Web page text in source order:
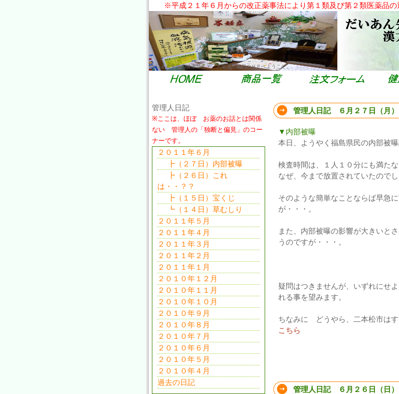
※平成２１年６月からの改正薬事法により第１類及び第２類医薬品の
だいあん先生の健康サイト。大栄漢方薬局のＨＰへようこそ。
管理人日記 ６月２７日（月）
▼内部被曝
本日、ようやく福島県民の内部被曝
検査時間は、１人１０分にも満たな
なぜ、今まで放置されていたのでし
そのような簡単なことならば早急
が・・・。
また、内部被曝の影響が大きいと
うのですが・・・。
疑問はつきませんが、いずれにせ
れる事を望みます。
ちなみに どうやら、二本松市はす
こちら
管理人日記 ６月２６日（日）
管理人日記
※ここは、ほぼ お薬のお話とは関係
ない 管理人の「独断と偏見」のコー
ナーです。
２０１１年６月
┣（２７日）内部被曝
┣（２６日）これ
は・・？？
┣（１５日）宝くじ
┗（１４日）草むしり
２０１１年５月
２０１１年４月
２０１１年３月
２０１１年２月
２０１１年１月
２０１０年１２月
２０１０年１１月
２０１０年１０月
２０１０年９月
２０１０年８月
２０１０年７月
２０１０年６月
２０１０年５月
２０１０年４月
過去の日記